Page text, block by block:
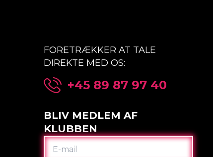
FORETRÆKKER AT TALE
DIREKTE MED OS:
+45 89 87 97 40
BLIV MEDLEM AF
KLUBBEN
E-